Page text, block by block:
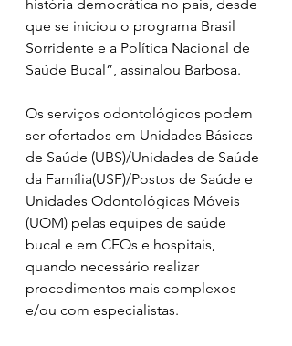
história democrática no país, desde
que se iniciou o programa Brasil
Sorridente e a Política Nacional de
Saúde Bucal”, assinalou Barbosa.
Os serviços odontológicos podem
ser ofertados em Unidades Básicas
de Saúde (UBS)/Unidades de Saúde
da Família(USF)/Postos de Saúde e
Unidades Odontológicas Móveis
(UOM) pelas equipes de saúde
bucal e em CEOs e hospitais,
quando necessário realizar
procedimentos mais complexos
e/ou com especialistas.